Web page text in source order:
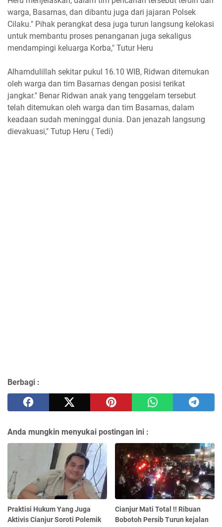
warga, Basarnas, dan dibantu juga dari jajaran Polsek
Cilaku." Pihak perangkat desa juga turun langsung kelokasi
untuk membantu proses penanganan juga sekaligus
mendampingi keluarga Korba," Tutur Heru
Alhamdulillah sekitar pukul 16.10 WIB, Ridwan ditemukan
oleh warga dan tim Basarnas dengan posisi terikat
jangkar." Benar Ridwan anak yang tenggelam tersebut
telah ditemukan oleh warga dan tim Basarnas, dalam
keadaan sudah meninggal dunia. Dan jenazah langsung
dievakuasi," Tutup Heru ( Tedi)
Berbagi :
Anda mungkin menyukai postingan ini :
Praktisi Hukum Yang Juga
Aktivis Cianjur Soroti Polemik
Cianjur Mati Total !! Ribuan
Bobotoh Persib Turun kejalan